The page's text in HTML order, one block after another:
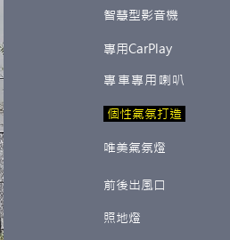
智慧型影音機
專用CarPlay
專車專用喇叭
​ 個性氣氛打造
唯美氣氛燈
前後出風口
照地燈